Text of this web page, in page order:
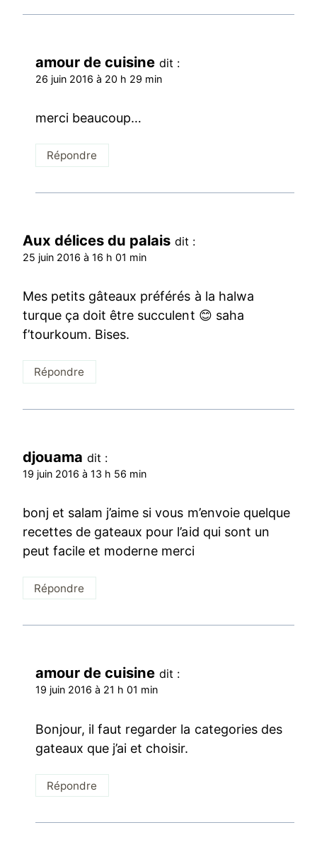
amour de cuisine dit :
26 juin 2016 à 20 h 29 min
merci beaucoup…
Répondre
Aux délices du palais dit :
25 juin 2016 à 16 h 01 min
Mes petits gâteaux préférés à la halwa
turque ça doit être succulent 😊 saha
f’tourkoum. Bises.
Répondre
djouama dit :
19 juin 2016 à 13 h 56 min
bonj et salam j’aime si vous m’envoie quelque
recettes de gateaux pour l’aid qui sont un
peut facile et moderne merci
Répondre
amour de cuisine dit :
19 juin 2016 à 21 h 01 min
Bonjour, il faut regarder la categories des
gateaux que j’ai et choisir.
Répondre